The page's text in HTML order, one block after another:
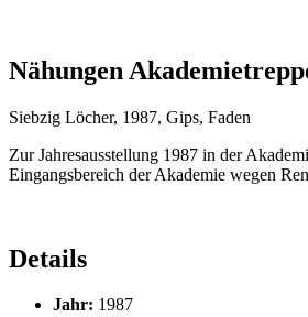
Nähungen
Siebzig Löcher, 1987, Gips, Faden
Zur Jahresausstellung 1987 in der
Eingangsbereich der Akademie wegen
Details
Jahr: 1987